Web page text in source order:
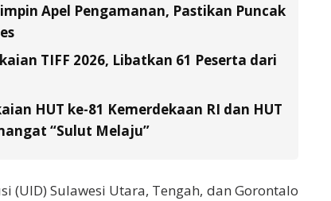
Apel Pengamanan, Pastikan Puncak
TIFF 2026, Libatkan 61 Peserta dari
HUT ke-81 Kemerdekaan RI dan HUT
“Sulut Melaju”
(UID) Sulawesi Utara, Tengah, dan Gorontalo